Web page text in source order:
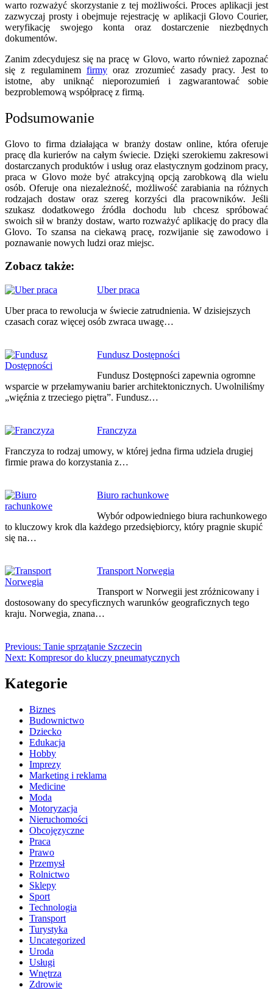
warto rozważyć skorzystanie z tej możliwości. Proces aplikacji jest
zazwyczaj prosty i obejmuje rejestrację w aplikacji Glovo Courier,
weryfikację swojego konta oraz dostarczenie niezbędnych
dokumentów.
Zanim zdecydujesz się na pracę w Glovo, warto również zapoznać
się z regulaminem firmy oraz zrozumieć zasady pracy. Jest to
istotne, aby uniknąć nieporozumień i zagwarantować sobie
bezproblemową współpracę z firmą.
Podsumowanie
Glovo to firma działająca w branży dostaw online, która oferuje
pracę dla kurierów na całym świecie. Dzięki szerokiemu zakresowi
dostarczanych produktów i usług oraz elastycznym godzinom pracy,
praca w Glovo może być atrakcyjną opcją zarobkową dla wielu
osób. Oferuje ona niezależność, możliwość zarabiania na różnych
rodzajach dostaw oraz szereg korzyści dla pracowników. Jeśli
szukasz dodatkowego źródła dochodu lub chcesz spróbować
swoich sił w branży dostaw, warto rozważyć aplikację do pracy dla
Glovo. To szansa na ciekawą pracę, rozwijanie się zawodowo i
poznawanie nowych ludzi oraz miejsc.
Zobacz także:
Uber praca
Uber praca to rewolucja w świecie zatrudnienia. W dzisiejszych
czasach coraz więcej osób zwraca uwagę…
Fundusz Dostępności
Fundusz Dostępności zapewnia ogromne
wsparcie w przełamywaniu barier architektonicznych. Uwolniliśmy
„więźnia z trzeciego piętra”. Fundusz…
Franczyza
Franczyza to rodzaj umowy, w której jedna firma udziela drugiej
firmie prawa do korzystania z…
Biuro rachunkowe
Wybór odpowiedniego biura rachunkowego
to kluczowy krok dla każdego przedsiębiorcy, który pragnie skupić
się na…
Transport Norwegia
Transport w Norwegii jest zróżnicowany i
dostosowany do specyficznych warunków geograficznych tego
kraju. Norwegia, znana…
Nawigacja
wpisu
Previous: Tanie sprzątanie Szczecin
Next: Kompresor do kluczy pneumatycznych
Kategorie
Biznes
Budownictwo
Dziecko
Edukacja
Hobby
Imprezy
Marketing i reklama
Medicine
Moda
Motoryzacja
Nieruchomości
Obcojęzyczne
Praca
Prawo
Przemysł
Rolnictwo
Sklepy
Sport
Technologia
Transport
Turystyka
Uncategorized
Uroda
Usługi
Wnętrza
Zdrowie